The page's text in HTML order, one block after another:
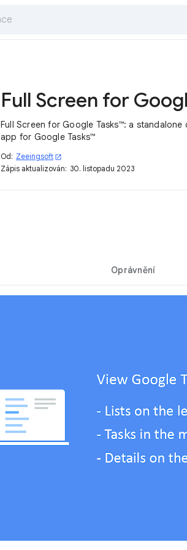
Full Screen for Google Tasks™: a standalone
app for Google Tasks™
Od: Zeeingsoft open_in_new
Zápis aktualizován: 30. listopadu 2023
Oprávnění